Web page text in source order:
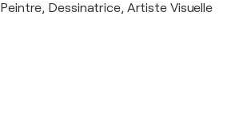
Peintre, Dessinatrice, Artiste Visuelle